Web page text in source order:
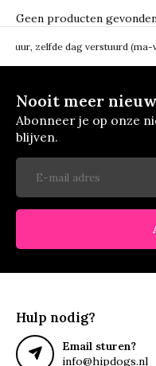
Geen producten
dag verstuurd (ma-vr)
Nooit meer
Abonneer je op onze
blijven.
Hulp nodig?
Email sturen?
info@hipdogs.nl